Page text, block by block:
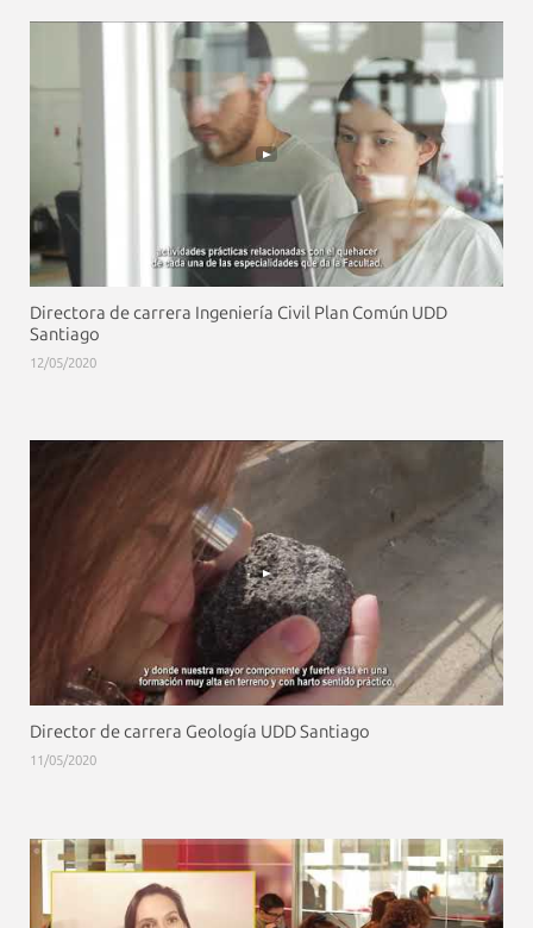
Directora de carrera Ingeniería Civil Plan Común UDD
Santiago
12/05/2020
Director de carrera Geología UDD Santiago
11/05/2020